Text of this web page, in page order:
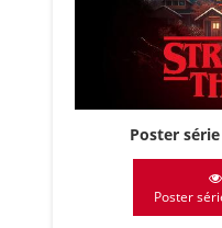
Poster
Poster